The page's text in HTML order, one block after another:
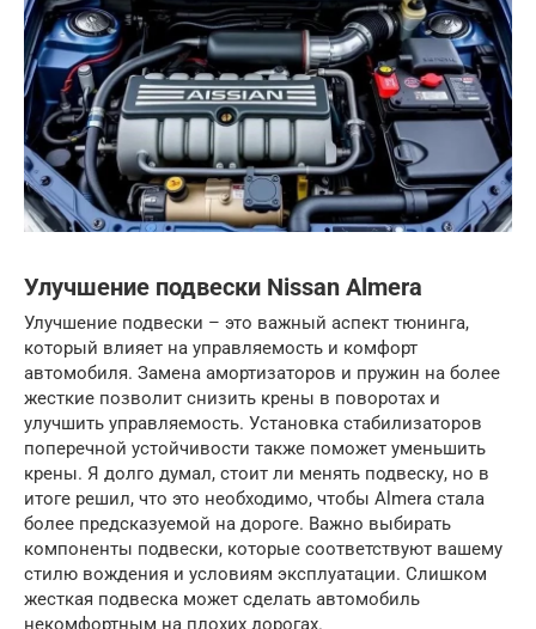
Улучшение подвески Nissan Almera
Улучшение подвески – это важный аспект тюнинга,
который влияет на управляемость и комфорт
автомобиля. Замена амортизаторов и пружин на более
жесткие позволит снизить крены в поворотах и
улучшить управляемость. Установка стабилизаторов
поперечной устойчивости также поможет уменьшить
крены. Я долго думал, стоит ли менять подвеску, но в
итоге решил, что это необходимо, чтобы Almera стала
более предсказуемой на дороге. Важно выбирать
компоненты подвески, которые соответствуют вашему
стилю вождения и условиям эксплуатации. Слишком
жесткая подвеска может сделать автомобиль
некомфортным на плохих дорогах.